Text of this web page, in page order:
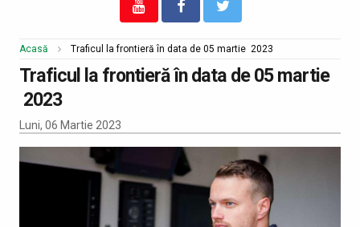
Acasă Traficul la frontieră în data de 05 martie 2023
Traficul la frontieră în data de 05 martie
2023
Luni, 06 Martie 2023